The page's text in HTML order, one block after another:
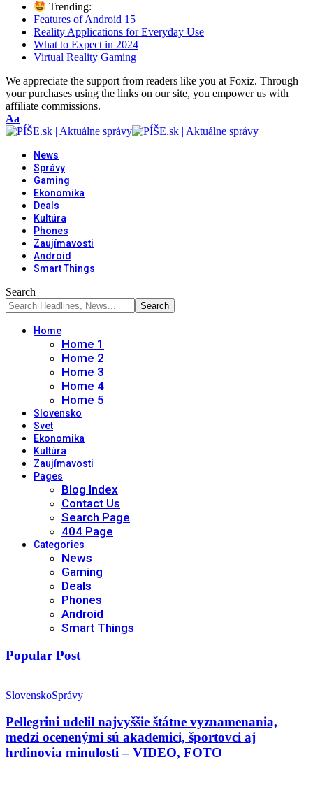
Trending:
Features of Android 15
Reality Applications for Everyday Use
What to Expect in 2024
Virtual Reality Gaming
We appreciate the support from readers like you at Foxiz. Through
your purchases using the links on our site, you empower us with
affiliate commissions.
Font
Resizer
Aa
News
Správy
Gaming
Ekonomika
Deals
Kultúra
Phones
Zaujímavosti
Android
Smart Things
Search
Home
Home 1
Home 2
Home 3
Home 4
Home 5
Slovensko
Svet
Ekonomika
Kultúra
Zaujímavosti
Pages
Blog Index
Contact Us
Search Page
404 Page
Categories
News
Gaming
Deals
Phones
Android
Smart Things
Popular Post
SlovenskoSprávy
Pellegrini udelil najvyššie štátne vyznamenania,
medzi ocenenými sú akademici, športovci aj
hrdinovia minulosti – VIDEO, FOTO